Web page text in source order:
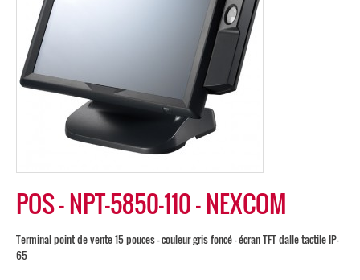
POS – NPT-5850-110 – NEXCOM
Terminal point de vente 15 pouces - couleur gris foncé - écran TFT dalle tactile IP-
65